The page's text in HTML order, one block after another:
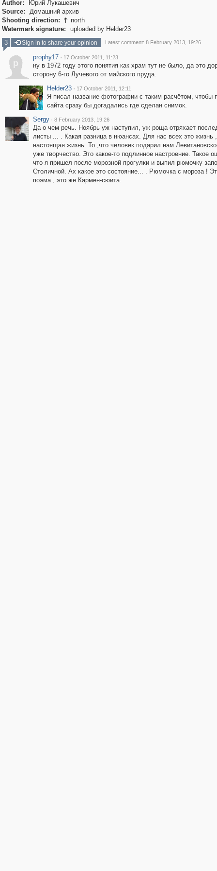
Author:
Юрий Лукашевич
Source:
Домашний архив
Shooting direction:  north
Watermark signature:
uploaded by Helder23
3
Sign in to share your opinion Latest comment: 8 February 2013, 19:26
p
prophy17 · 17 October 2011, 11:23
ну в 1972 году этого понятия как храм тут не было, да это
сторону 6-го Лучевого от майского пруда.
Helder23 · 17 October 2011, 12:11
Я писал название фотографии с таким расчётом, чтобы
сайта сразу бы догадались где сделан снимок.
Sergy · 8 February 2013, 19:26
Да о чем речь. Ноябрь уж наступил, уж роща отряхает
листы ... . Какая разница в нюансах. Для нас всех это жизнь
настоящая жизнь. То ,что человек подарил нам
уже творчество. Это какое-то подлинное настроение. Такое
что я пришел после морозной прогулки и выпил рюмочку
Столичной. Ах какое это состояние... . Рюмочка с мороза !
поэма , это же Кармен-сюита.